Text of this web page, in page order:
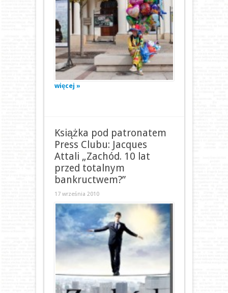
więcej »
Książka pod patronatem
Press Clubu: Jacques
Attali „Zachód. 10 lat
przed totalnym
bankructwem?”
17 września 2010